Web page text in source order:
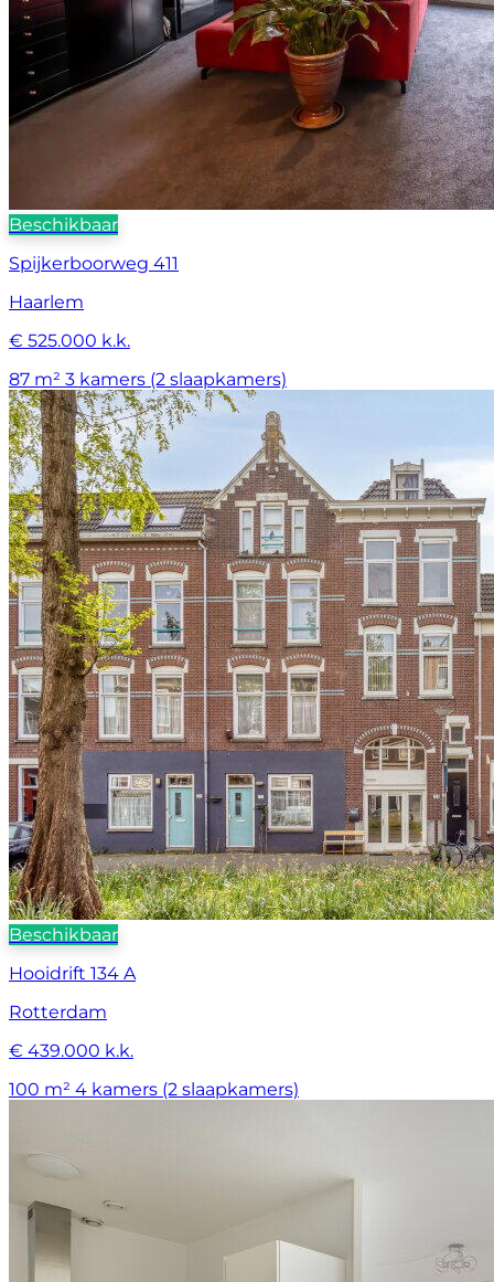
Beschikbaar
Spijkerboorweg 411
Haarlem
€ 525.000 k.k.
87 m² 3 kamers (2 slaapkamers)
Beschikbaar
Hooidrift 134 A
Rotterdam
€ 439.000 k.k.
100 m² 4 kamers (2 slaapkamers)